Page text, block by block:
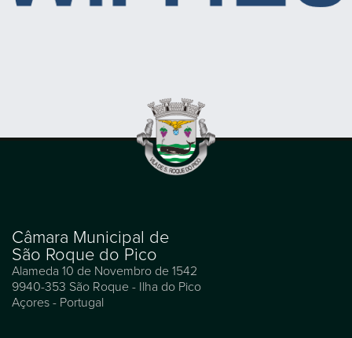
Câmara Municipal de
São Roque do Pico
Alameda 10 de Novembro de 1542
9940-353 São Roque - Ilha do Pico
Açores - Portugal